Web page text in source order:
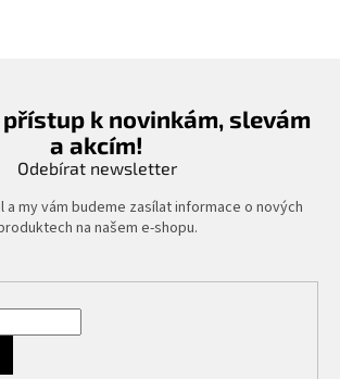
k novinkám, slevám
a akcím!
Odebírat newsletter
a my vám budeme zasílat informace o nových
na našem e-shopu.